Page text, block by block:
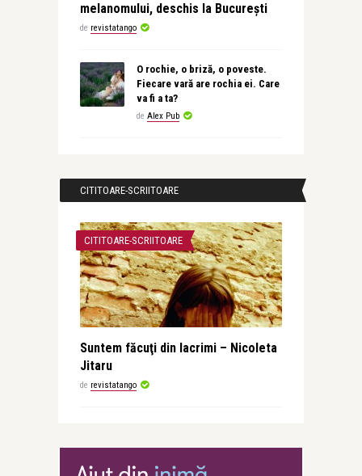
melanomului, deschis la București
de revistatango
O rochie, o briză, o poveste.
Fiecare vară are rochia ei. Care
va fi a ta?
de Alex Pub
CITITOARE-SCRIITOARE
CITITOARE-SCRIITOARE
Suntem făcuţi din lacrimi – Nicoleta
Jitaru
de revistatango